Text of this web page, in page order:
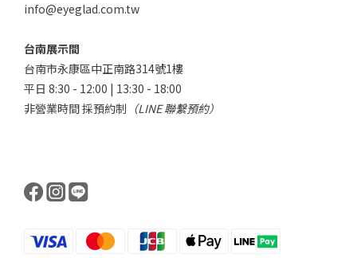
info@eyeglad.com.tw
台南展示間
台南市永康區中正南路314號1樓
平日 8:30 - 12:00 | 13:30 - 18:00
非營業時間 採預約制 （LINE 聯繫預約）